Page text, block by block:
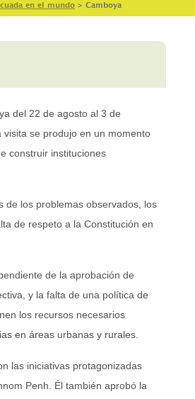
en el mundo > Camboya
del 22 de agosto al 3 de
se produjo en un momento
construir instituciones
de los problemas observados, los
de respeto a la Constitución en
de la aprobación de
y la falta de una política de
los recursos necesarios
en áreas urbanas y rurales.
las iniciativas protagonizadas
Penh. Él también aprobó la